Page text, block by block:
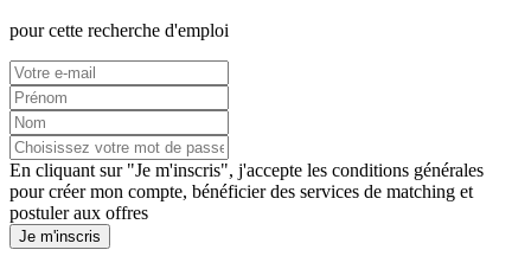
pour cette recherche d'emploi
En cliquant sur "Je m'inscris", j'accepte les conditions générales
pour créer mon compte, bénéficier des services de matching et
postuler aux offres
Je m'inscris